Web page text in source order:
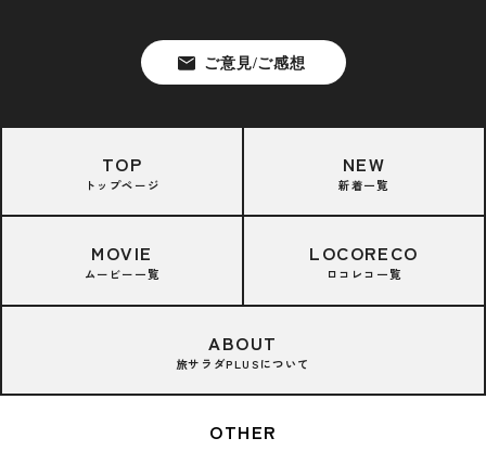
TOP
トップページ
NEW
新着一覧
MOVIE
ムービー一覧
LOCORECO
ロコレコ一覧
ABOUT
旅サラダPLUSについて
OTHER